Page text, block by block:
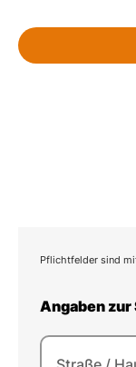
Pflichtfelder sind
Angaben zur